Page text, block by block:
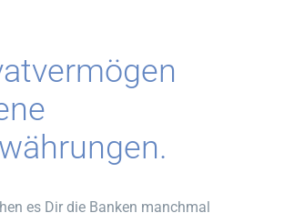
es Dir die Banken manchmal